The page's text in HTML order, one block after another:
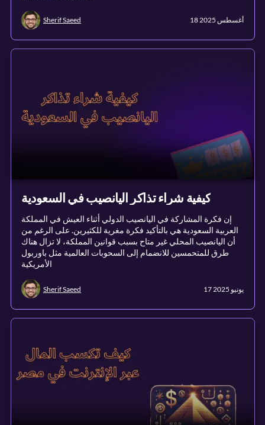
Sherif Saeed 18 أغسطس 2025
كيفية شراء تذاكر اليانصيب في السعودية
إن فكرة المشاركة في اليانصيب الدولي أثناء العيش في المملكة
العربية السعودية هي بالتأكيد فكرة مغرية للكثيرين. على الرغم من
أن اليانصيب المحلي غير متاح بسبب قوانين المملكة، لا تزال هناك
طرق للمتحمسين للانضمام إلى السحوبات العالمية مثل باوربول
الأمريكية
Sherif Saeed 17 يونيو 2025